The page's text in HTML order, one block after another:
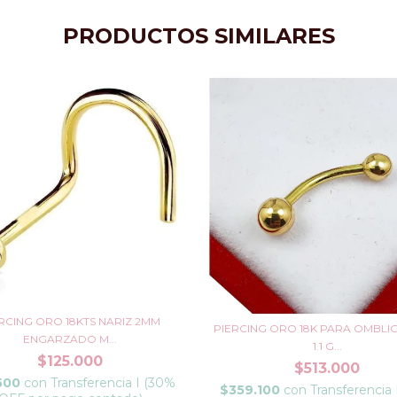
PRODUCTOS SIMILARES
ORO 18KTS NARIZ 2MM
ENGARZADO M...
$125.000
con Transferencia I (30%
PIERCING ORO 18K PARA
1.1 G...
$513.000
$359.100 con Transferencia